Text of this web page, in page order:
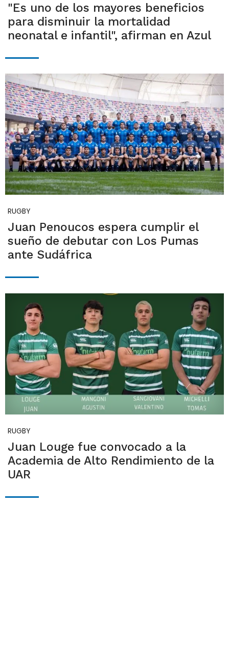
"Es uno de los mayores beneficios
para disminuir la mortalidad
neonatal e infantil", afirman en Azul
RUGBY
Juan Penoucos espera cumplir el
sueño de debutar con Los Pumas
ante Sudáfrica
RUGBY
Juan Louge fue convocado a la
Academia de Alto Rendimiento de la
UAR